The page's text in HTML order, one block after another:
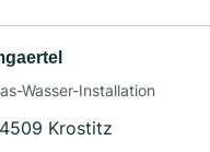
Wasser-Installation
Krostitz